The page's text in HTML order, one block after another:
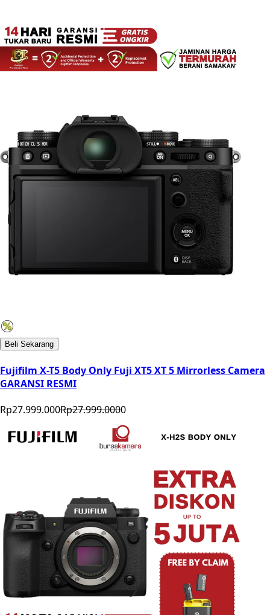
Beli Sekarang
Fujifilm X-T5 Body Only Fuji XT5 XT 5 Mirrorless Camera
GARANSI RESMI
Rp27.999.000Rp27.999.0000